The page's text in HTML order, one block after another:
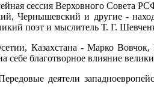
сессия Верховного Совета
Чернышевский и другие -
поэт и мыслитель Т. Г.
Казахстана - Марко
благотворное влияние
деятели